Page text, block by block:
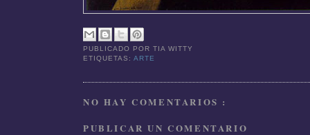
PUBLICADO PORTIA WITTY
ETIQUETAS:ARTE
NO HAY COMENTARIOS :
PUBLICAR UN COMENTARIO